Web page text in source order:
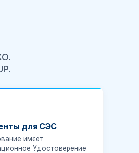
для СЭС
имеет
Удостоверение